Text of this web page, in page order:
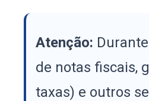
Atenção:
de notas fiscais,
taxas) e outros